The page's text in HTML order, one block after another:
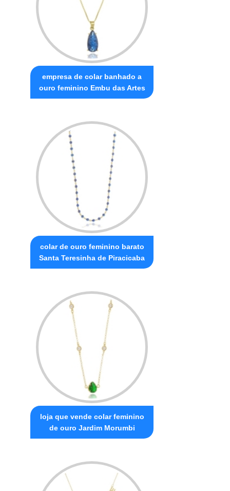
empresa de colar banhado a
ouro feminino Embu das Artes
colar de ouro feminino barato
Santa Teresinha de Piracicaba
loja que vende colar feminino
de ouro Jardim Morumbi